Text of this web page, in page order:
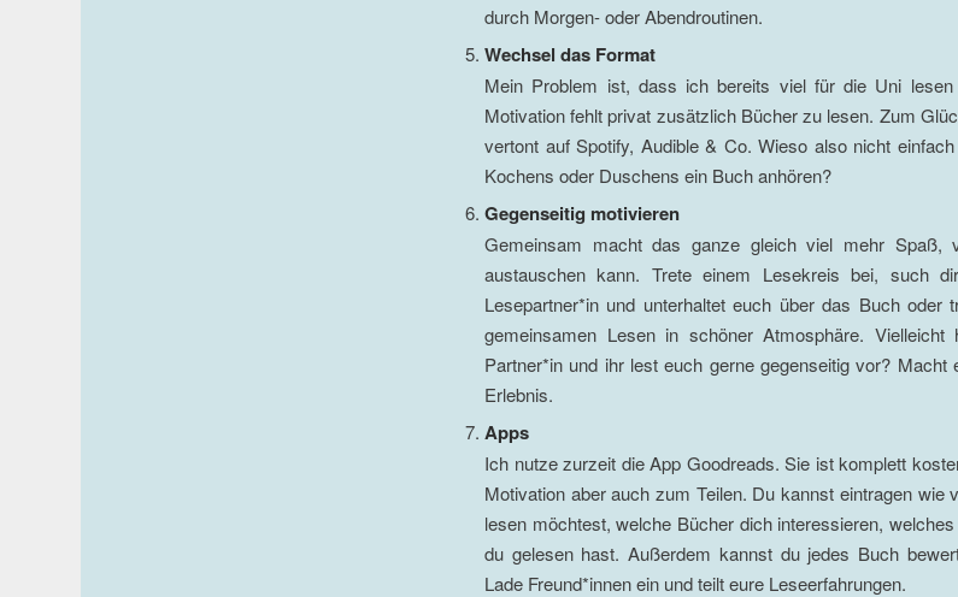
durch Morgen- oder Abendroutinen.
Wechsel das Format
Mein Problem ist, dass ich bereits viel für die Uni
Motivation fehlt privat zusätzlich Bücher zu lesen. Zum
vertont auf Spotify, Audible & Co. Wieso also nicht
Kochens oder Duschens ein Buch anhören?
Gegenseitig motivieren
Gemeinsam macht das ganze gleich viel mehr Spaß,
austauschen kann. Trete einem Lesekreis bei, such
Lesepartner*in und unterhaltet euch über das Buch oder
gemeinsamen Lesen in schöner Atmosphäre.
Partner*in und ihr lest euch gerne gegenseitig vor?
Erlebnis.
Apps
Ich nutze zurzeit die App Goodreads. Sie ist komplett
Motivation aber auch zum Teilen. Du kannst eintragen wie
lesen möchtest, welche Bücher dich interessieren,
du gelesen hast. Außerdem kannst du jedes Buch
Lade Freund*innen ein und teilt eure Leseerfahrungen.